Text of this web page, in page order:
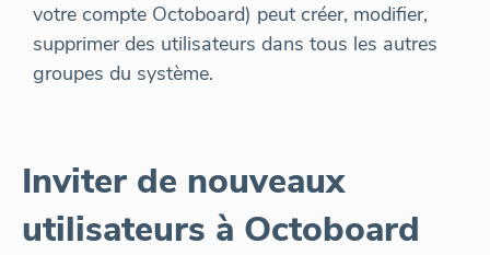
votre compte Octoboard) peut créer, modifier,
supprimer des utilisateurs dans tous les autres
groupes du système.
Inviter de nouveaux
utilisateurs à Octoboard